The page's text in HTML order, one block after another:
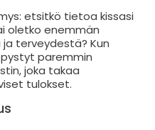
etsitkö tietoa kissasi
oletko enemmän
ja terveydestä? Kun
paremmin
joka takaa
tulokset.